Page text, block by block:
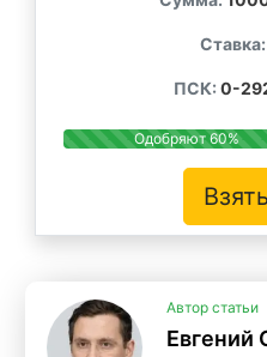
Ставка:
ПСК: 0-
Одобряют 60%
Автор статьи
Евгений